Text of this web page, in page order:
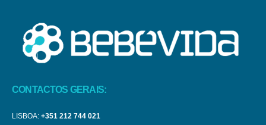
CONTACTOS GERAIS:
LISBOA: +351 212 744 021